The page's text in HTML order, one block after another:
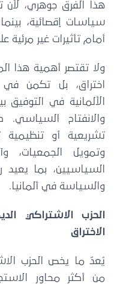
هذا الفرق جوهري، لأن
سياسات إقصائية، بينما
أمام تأثيرات غير مرئية
ولا تقتصر أهمية هذا
اختراق، بل تكمن في
الألمانية في التوفيق
والانفتاح السياسي.
تشريعية أو تنظيمية
وتمويل الجمعيات،
السياسيين، بما يعيد
والسياسة في ألمانيا.
الحزب الاشتراكي
الاختراق
يُعدّ ما يخص الحزب
من أكثر محاور